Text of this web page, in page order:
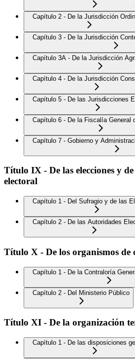
Capítulo 2 - De la Jurisdicción
Capítulo 3 - De la Jurisdicción
Capítulo 3A - De la Jurisdicción
Capítulo 4 - De la Jurisdicción
Capítulo 5 - De las Jurisdicciones
Capítulo 6 - De la Fiscalía General
Capítulo 7 - Gobierno y
Título IX - De las elecciones y
electoral
Capítulo 1 - Del Sufragio y de las
Capítulo 2 - De las Autoridades
Título X - De los organismos de
Capítulo 1 - De la Contraloría
Capítulo 2 - Del Ministerio Público
Título XI - De la organización
Capítulo 1 - De las disposiciones